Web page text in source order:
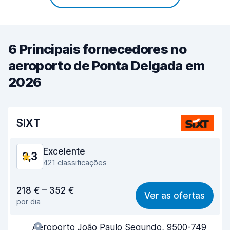
6 Principais fornecedores no
aeroporto de Ponta Delgada em
2026
SIXT
9,3 Excelente
421 classificações
8,9
Facilidade em encontrar 9,6
Eficiência dos agentes 9,4
218 € – 352 €
por dia
Ver as ofertas
Aeroporto João Paulo Segundo, 9500-749